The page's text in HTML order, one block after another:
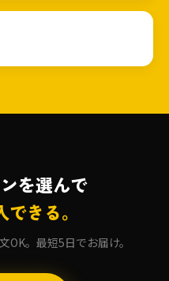
を選んで
きる。
OK。最短5日でお届け。